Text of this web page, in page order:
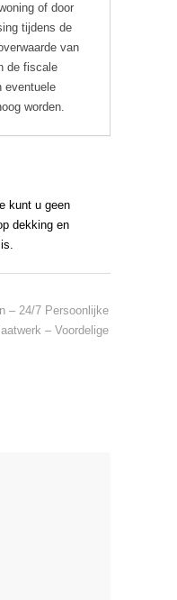
of door
tijdens de
van
de fiscale
eventuele
worden.
kunt u geen
dekking en
– 24/7 Persoonlijke
– Voordelige